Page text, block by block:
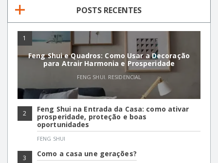
POSTS RECENTES
1
Feng Shui e Quadros: Como Usar a Decoração
para Atrair Harmonia e Prosperidade
FENG SHUI, RESIDENCIAL
2
Feng Shui na Entrada da Casa: como ativar
prosperidade, proteção e boas
oportunidades
FENG SHUI
3 Como a casa une gerações?